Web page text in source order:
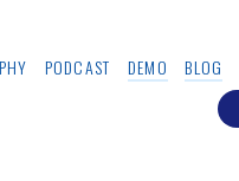
PODCAST DEMO BLOG